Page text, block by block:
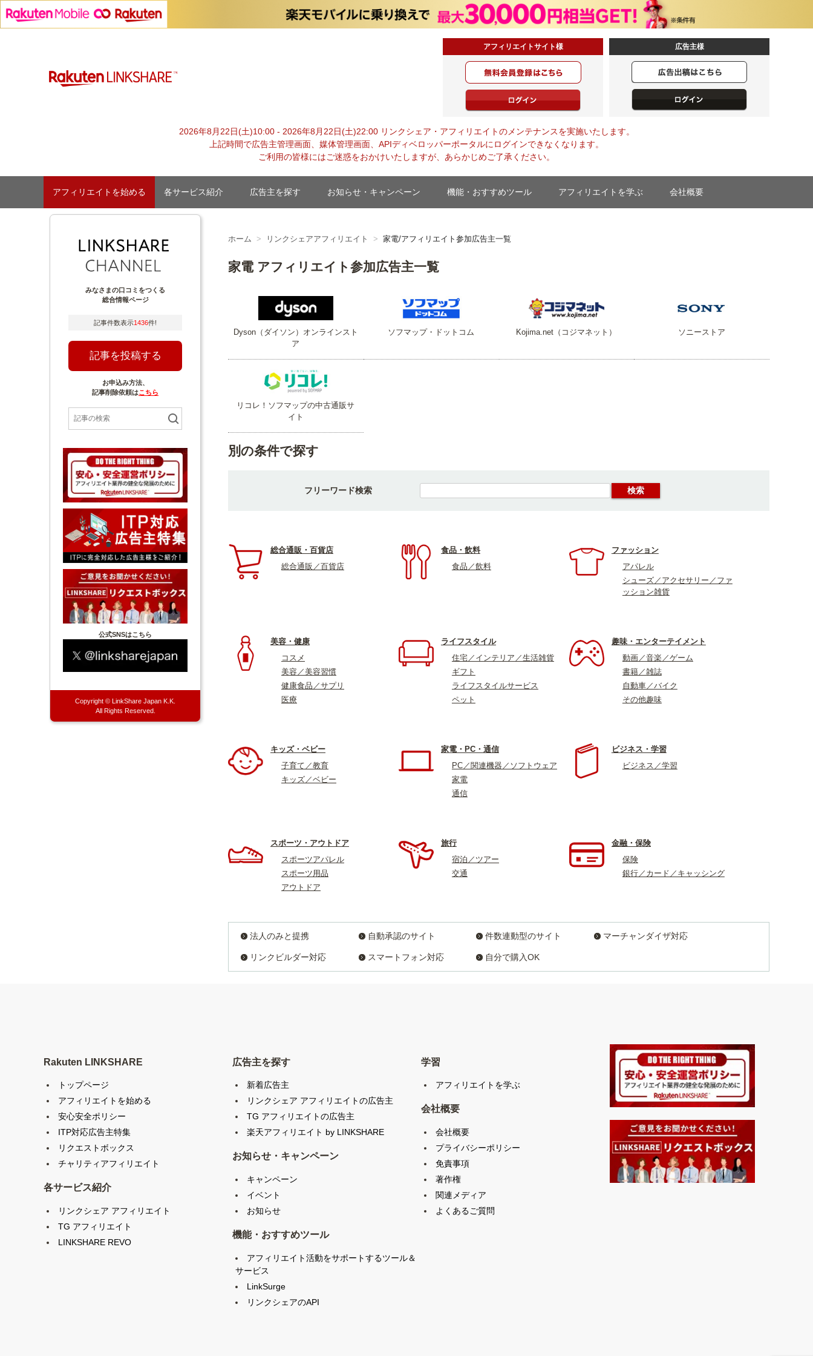
【1円からお支払い可能】アフィリエイトならリンクシェア・ジャパン
アフィリエイトサイト様 広告主様
2026年8月22日(土)10:00 - 2026年8月22日(土)22:00 リンクシェア・アフィリエイトのメンテナンスを実施いたします。
上記時間で広告主管理画面、媒体管理画面、APIディベロッパーポータルにログインできなくなります。
ご利用の皆様にはご迷惑をおかけいたしますが、あらかじめご了承ください。
アフィリエイトを始める 各サービス紹介 広告主を探す お知らせ・キャンペーン 機能・おすすめツール アフィリエイトを学ぶ 会社概要
ホーム リンクシェアアフィリエイト 家電/アフィリエイト参加広告主一覧
家電 アフィリエイト参加広告主一覧
Dyson（ダイソン）オンラインスト
ア
ソフマップ・ドットコム Kojima.net（コジマネット） ソニーストア
リコレ！ソフマップの中古通販サ
イト
別の条件で探す
フリーワード検索
総合通販・百貨店
総合通販／百貨店
食品・飲料
食品／飲料
ファッション
アパレル
シューズ／アクセサリー／ファ
ッション雑貨
美容・健康
コスメ
美容／美容習慣
健康食品／サプリ
医療
ライフスタイル
住宅／インテリア／生活雑貨
ギフト
ライフスタイルサービス
ペット
趣味・エンターテイメント
動画／音楽／ゲーム
書籍／雑誌
自動車／バイク
その他趣味
キッズ・ベビー
子育て／教育
キッズ／ベビー
家電・PC・通信
PC／関連機器／ソフトウェア
家電
通信
ビジネス・学習
ビジネス／学習
スポーツ・アウトドア
スポーツアパレル
スポーツ用品
アウトドア
旅行
宿泊／ツアー
交通
金融・保険
保険
銀行／カード／キャッシング
法人のみと提携 自動承認のサイト 件数連動型のサイト マーチャンダイザ対応
リンクビルダー対応 スマートフォン対応 自分で購入OK
みなさまの口コミをつくる
総合情報ページ
記事件数表示1436件!
記事を投稿する
お申込み方法、
記事削除依頼はこちら
公式SNSはこちら
Copyright © LinkShare Japan K.K.
All Rights Reserved.
Rakuten LINKSHARE
トップページ
アフィリエイトを始める
安心安全ポリシー
ITP対応広告主特集
リクエストボックス
チャリティアフィリエイト
各サービス紹介
リンクシェア アフィリエイト
TG アフィリエイト
LINKSHARE REVO
広告主を探す
新着広告主
リンクシェア アフィリエイトの広告主
TG アフィリエイトの広告主
楽天アフィリエイト by LINKSHARE
お知らせ・キャンペーン
キャンペーン
イベント
お知らせ
機能・おすすめツール
アフィリエイト活動をサポートするツール＆
サービス
LinkSurge
リンクシェアのAPI
学習
アフィリエイトを学ぶ
会社概要
会社概要
プライバシーポリシー
免責事項
著作権
関連メディア
よくあるご質問